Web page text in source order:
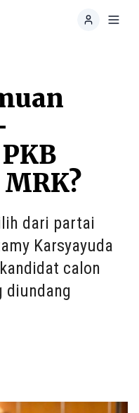
dari partai
Karsyayuda
calon
diundang